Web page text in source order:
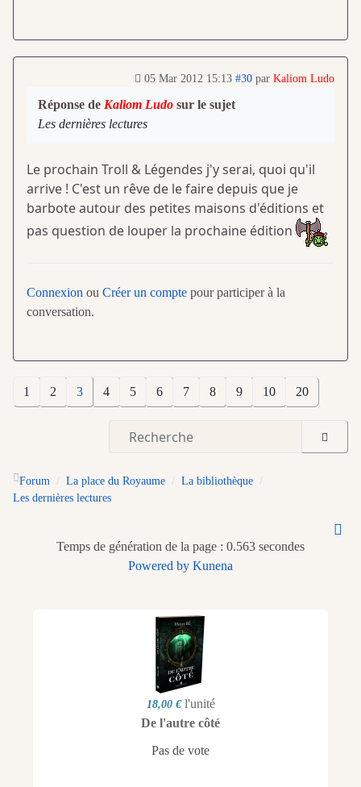
05 Mar 2012 15:13 #30 par Kaliom Ludo
Réponse de Kaliom Ludo sur le sujet
Les dernières lectures
Le prochain Troll & Légendes j'y serai, quoi qu'il
arrive ! C'est un rêve de le faire depuis que je
barbote autour des petites maisons d'éditions et
pas question de louper la prochaine édition
Connexion ou Créer un compte pour participer à la
conversation.
1 2 3 4 5 6 7 8 9 10 20
Forum La place du Royaume
La bibliothèque
Les dernières lectures
Temps de génération de la page : 0.563 secondes
Powered by Kunena
18,00 € l'unité
De l'autre côté
Pas de vote